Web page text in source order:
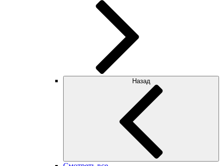
Назад